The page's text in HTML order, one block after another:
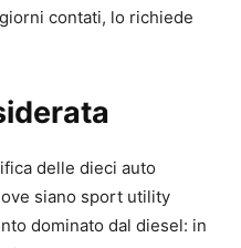
contati, lo richiede
delle dieci auto
siano sport utility
dominato dal diesel: in